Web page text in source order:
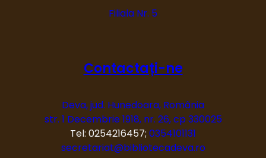
Filiala Nr. 5
Contactați-ne
Deva, jud. Hunedoara, România
str. 1 Decembrie 1918, nr. 26, cp 330025
Tel: 0254216457; 0354101131
secretariat@bibliotecadeva.ro